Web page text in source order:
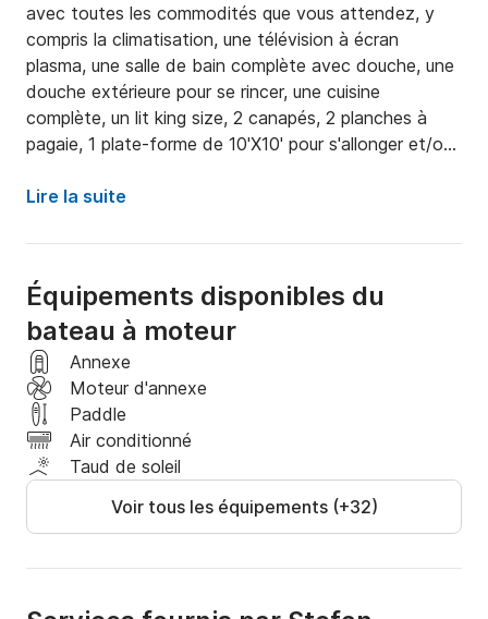
avec toutes les commodités que vous attendez, y
compris la climatisation, une télévision à écran
plasma, une salle de bain complète avec douche, une
douche extérieure pour se rincer, une cuisine
complète, un lit king size, 2 canapés, 2 planches à
pagaie, 1 plate-forme de 10'X10' pour s'allonger et/ou
apnée pour n'en citer que quelques-uns.
Picaflor est situé sur une bouée d'amarrage à Los
Corales Beach, Bavaro, Punta Cana. Plus
précisément, il est ancré devant le restaurant et bar
de plage SOLES.
Nous avons hâte de vous voir bientôt !!
Lire la suite
Équipements disponibles du
bateau à moteur
Annexe
Moteur d'annexe
Paddle
Air conditionné
Taud de soleil
Voir tous les équipements (+32)